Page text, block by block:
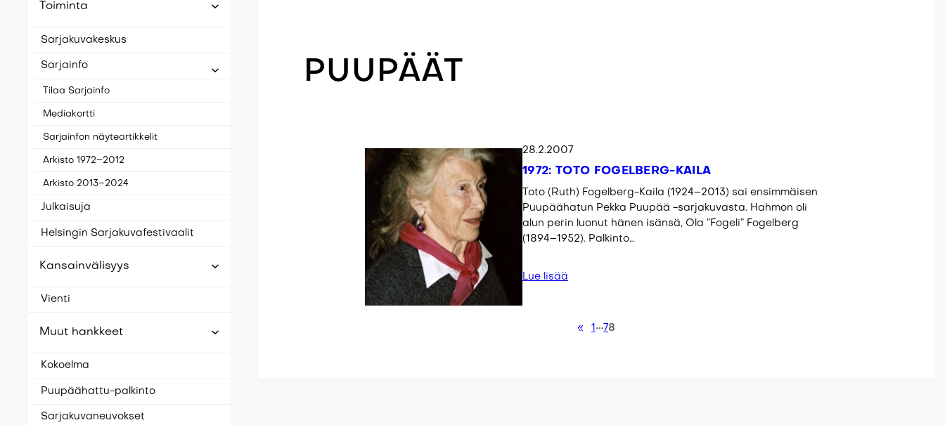
Toiminta
Sarjakuvakeskus
Sarjainfo
Tilaa Sarjainfo
Mediakortti
Sarjainfon näyteartikkelit
Arkisto 1972–2012
Arkisto 2013–2024
Julkaisuja
Helsingin Sarjakuvafestivaalit
Kansainvälisyys
Vienti
Muut hankkeet
Kokoelma
Puupäähattu-palkinto
Sarjakuvaneuvokset
PUUPÄÄT
28.2.2007
1972: TOTO FOGELBERG-KAILA
Toto (Ruth) Fogelberg-Kaila (1924–2013) sai ensimmäisen
Puupäähatun Pekka Puupää -sarjakuvasta. Hahmon oli
alun perin luonut hänen isänsä, Ola ”Fogeli” Fogelberg
(1894–1952). Palkinto…
Lue lisää
« 1 78